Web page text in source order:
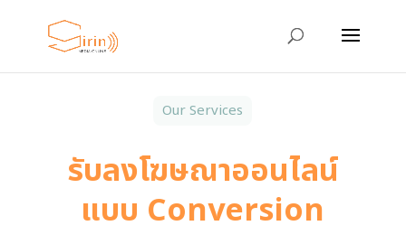
Our Services
รับลงโฆษณาออนไลน์
แบบ Conversion